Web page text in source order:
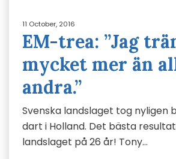
11 October, 2016
EM-trea: ”Jag
mycket mer än
andra.”
Svenska landslaget tog nyligen
dart i Holland. Det bästa
landslaget på 26 år! Tony…